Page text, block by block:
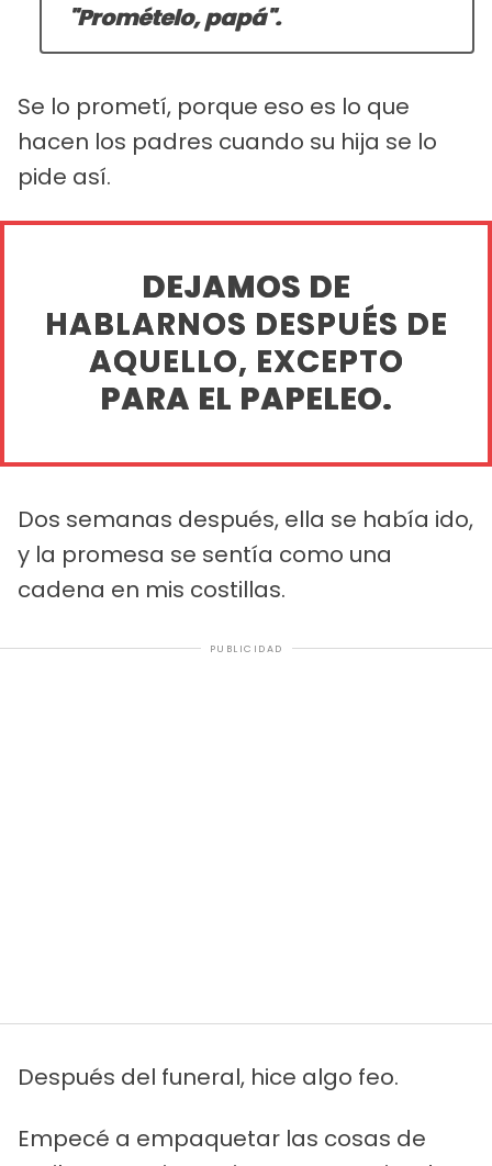
"Promételo, papá".
Se lo prometí, porque eso es lo que
hacen los padres cuando su hija se lo
pide así.
DEJAMOS DE
HABLARNOS DESPUÉS DE
AQUELLO, EXCEPTO
PARA EL PAPELEO.
Dos semanas después, ella se había ido,
y la promesa se sentía como una
cadena en mis costillas.
PUBLICIDAD
Después del funeral, hice algo feo.
Empecé a empaquetar las cosas de